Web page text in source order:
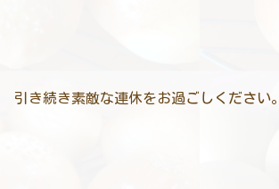
引き続き素敵な連休をお過ごしください。